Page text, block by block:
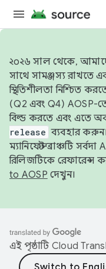
২০২৬ সাল থেকে,
সাথে সামঞ্জস্য রাখতে
স্থিতিশীলতা নিশ্চিত
(Q2 এবং Q4) AOSP-
বিল্ড করতে এবং এতে
release ব্যবহার করুন।
ম্যানিফেস্ট ব্রাঞ্চটি
রিলিজটিকে
to AOSP দেখুন।
এই পৃষ্ঠাটি Cloud